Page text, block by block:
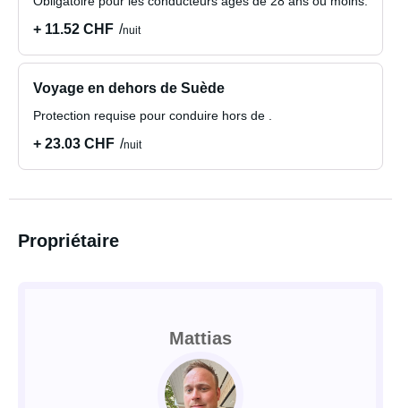
+ 11.52 CHF nuit
Voyage en dehors de Suède
Protection requise pour conduire hors de .
+ 23.03 CHF nuit
Propriétaire
Mattias